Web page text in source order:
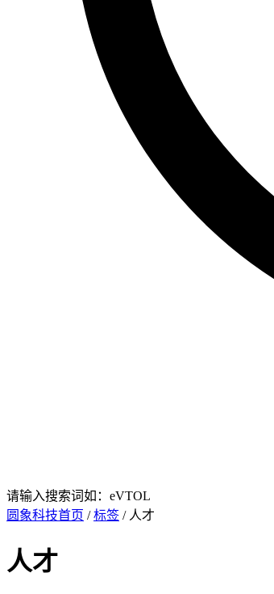
请输入搜索词如：eVTOL
圆象科技首页 /标签 / 人才
人才